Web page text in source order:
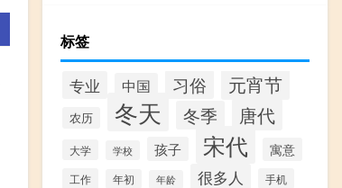
标签
专业 中国 习俗 元宵节
农历 冬天 冬季 唐代
大学 学校 孩子 宋代 寓意
工作 年初 年龄 很多人 手机